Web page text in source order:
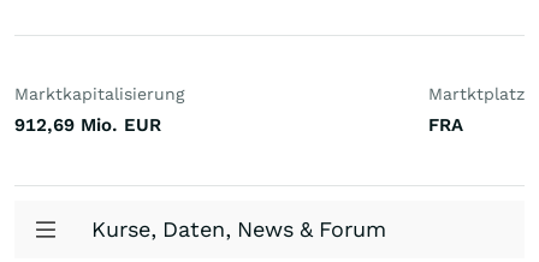
Marktkapitalisierung
912,69 Mio. EUR
Martktplatz
FRA
Kurse, Daten, News & Forum